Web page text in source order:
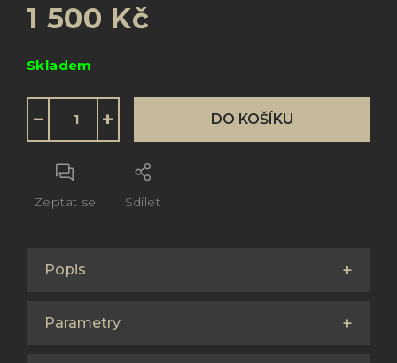
1 500 Kč
cena:
Skladem
+
− DO KOŠÍKU
Zeptat se Sdílet
Popis
Parametry